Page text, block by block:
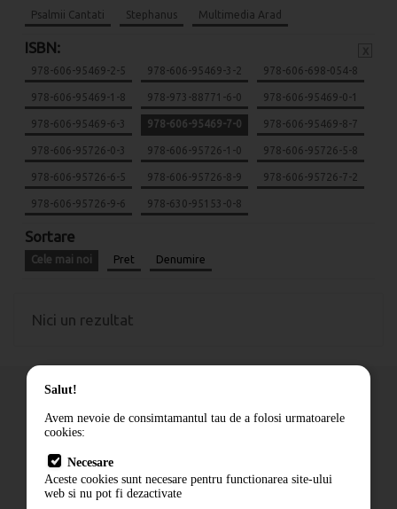
Psalmii Cantati Stephanus Multimedia Arad
ISBN:
978-606-95469-2-5 978-606-95469-3-2 978-606-698-054-8
978-606-95469-1-8 978-973-88771-6-0 978-606-95469-0-1
978-606-95469-6-3 978-606-95469-7-0 978-606-95469-8-7
978-606-95726-0-3 978-606-95726-1-0 978-606-95726-5-8
978-606-95726-6-5 978-606-95726-8-9 978-606-95726-7-2
978-606-95726-9-6 978-630-95153-0-8
Sortare
Cele mai noi Pret Denumire
Nici un rezultat
Cum comand
Livrare
Contact
Salut!
Avem nevoie de consimtamantul tau de a folosi urmatoarele
cookies:
Necesare
Aceste cookies sunt necesare pentru functionarea site-ului
web si nu pot fi dezactivate